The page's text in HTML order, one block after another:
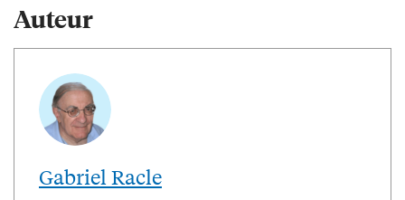
Auteur
Gabriel Racle